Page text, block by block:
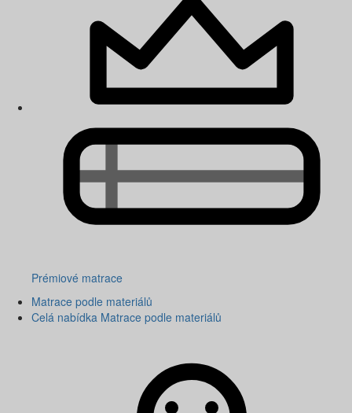
Prémiové matrace
Matrace podle materiálů
Celá nabídka Matrace podle materiálů